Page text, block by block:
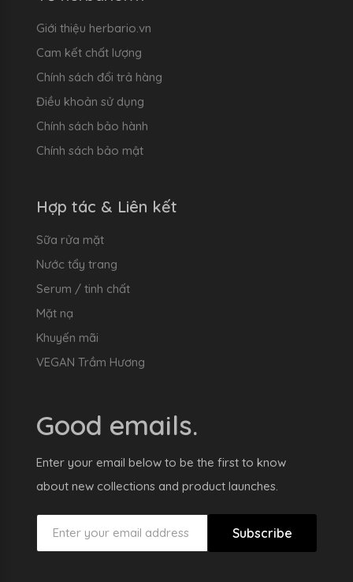
Giới thiệu herbario.vn
Cam kết chất lượng
Chính sách đổi trả hàng
Điều khoản sử dụng
Chính sách bảo hành
Chính sách bảo mật
Hợp tác & Liên kết
Sữa rửa mặt
Nước tẩy trang
Serum / tinh chất
Mặt nạ
Khuyến mãi
VEGAN Trầm Hương
Good emails.
Enter your email below to be the first to know
about new collections and product launches.
Subscribe